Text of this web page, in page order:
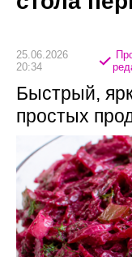
25.06.2026
20:34
Быстрый,
простых